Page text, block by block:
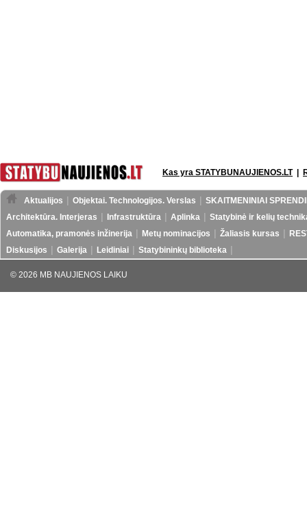
Kas yra STATYBUNAUJIENOS.LT|
Aktualijos Objektai. Technologijos. Verslas
SKAITMENINIAI
Architektūra. Interjeras
Infrastruktūra Aplinka
Statybinė ir kelių
Automatika, pramonės inžinerija
Metų nominacijos Žaliasis kursas
Diskusijos
Galerija Leidiniai Statybininkų biblioteka
© 2026 MB NAUJIENOS LAIKU